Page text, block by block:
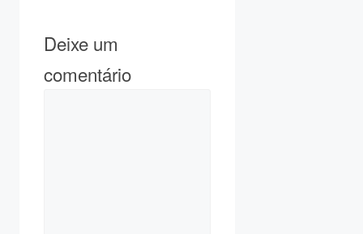
Deixe um
comentário